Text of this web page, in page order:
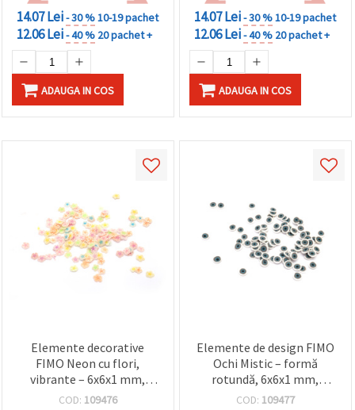
14.07 Lei- 30 %10-19 pachet
12.06 Lei- 40 % 20 pachet +
ADAUGA IN COS
14.07 Lei- 30 %10-19 pachet
12.06 Lei- 40 % 20 pachet +
ADAUGA IN COS
Elemente decorative
FIMO Neon cu flori,
vibrante – 6x6x1 mm,
pachet 20 g
COD: 109476
Elemente de design FIMO
Ochi Mistic – formă
rotundă, 6x6x1 mm,
pachet 20 g
COD: 109477